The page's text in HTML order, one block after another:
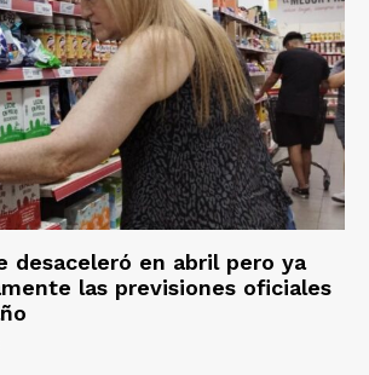
desaceleró en abril pero ya
las previsiones oficiales